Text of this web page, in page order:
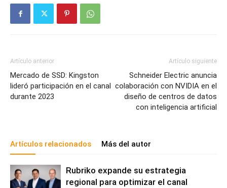
Artículo anterior
Mercado de SSD: Kingston
lideró participación en el canal
durante 2023
Artículo siguiente
Schneider Electric anuncia
colaboración con NVIDIA en el
diseño de centros de datos
con inteligencia artificial
Artículos relacionados Más del autor
Rubriko expande su estrategia
regional para optimizar el canal